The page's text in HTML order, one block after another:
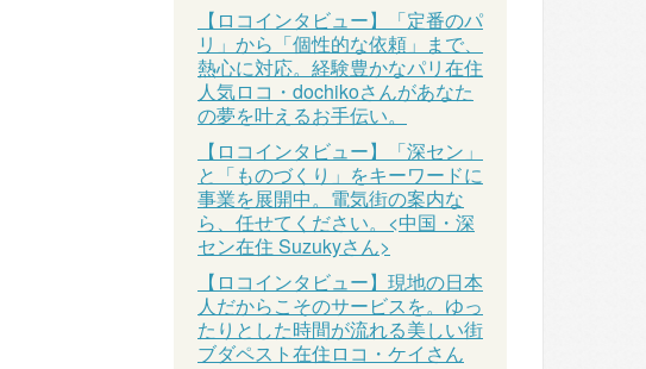
【ロコインタビュー】「定番のパ
リ」から「個性的な依頼」まで、
熱心に対応。経験豊かなパリ在住
人気ロコ・dochikoさんがあなた
の夢を叶えるお手伝い。
【ロコインタビュー】「深セン」
と「ものづくり」をキーワードに
事業を展開中。電気街の案内な
ら、任せてください。<中国・深
セン在住 Suzukyさん>
【ロコインタビュー】現地の日本
人だからこそのサービスを。ゆっ
たりとした時間が流れる美しい街
ブダペスト在住ロコ・ケイさん